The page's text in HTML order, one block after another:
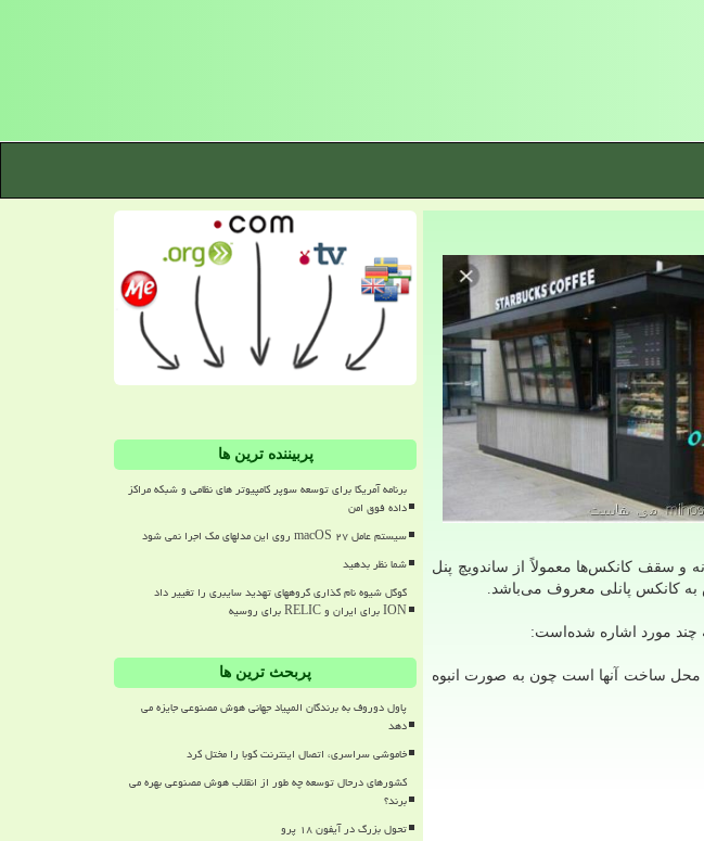
و سقف کانکس‌ها معمولاً از ساندویچ پنل
به کانکس پانلی معروف می‌باشد.
چند مورد اشاره شده‌است:
محل ساخت آنها است چون به صورت انبوه
پربیننده ترین ها
برنامه آمریکا برای توسعه سوپر کامپیوتر های نظامی و شبکه مراکز
داده فوق امن
سیستم عامل macOS ۲۷ روی این مدلهای مک اجرا نمی شود
شما نظر بدهید
گوگل شیوه نام گذاری گروههای تهدید سایبری را تغییر داد
ION برای ایران و RELIC برای روسیه
پربحث ترین ها
پاول دوروف به برندگان المپیاد جهانی هوش مصنوعی جایزه می
دهد
خاموشی سراسری، اتصال اینترنت کوبا را مختل کرد
کشورهای درحال توسعه چه طور از انقلاب هوش مصنوعی بهره می
برند؟
تحول بزرگ در آیفون ۱۸ پرو